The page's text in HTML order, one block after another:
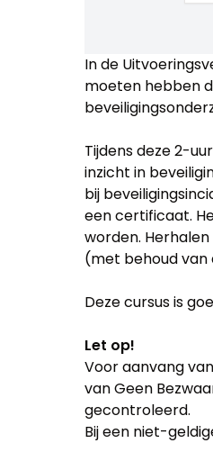
In de
moeten hebben
Tijdens deze 2-
inzicht in
bij
een certificaat.
worden.
(met behoud van
Deze cursus is
Let op!
Voor aanvang
van Geen
gecontroleerd.
Bij een niet-